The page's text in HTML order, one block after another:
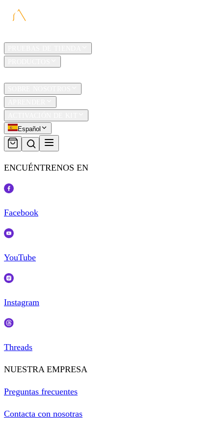
Español
ENCUÉNTRENOS EN
Facebook
YouTube
Instagram
Threads
NUESTRA EMPRESA
Preguntas frecuentes
Contacta con nosotras